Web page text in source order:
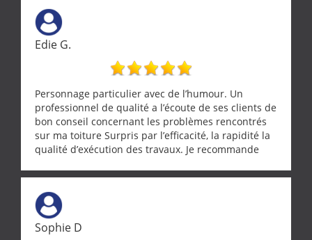
Edie G.
Personnage particulier avec de l’humour. Un
professionnel de qualité a l’écoute de ses clients de
bon conseil concernant les problèmes rencontrés
sur ma toiture Surpris par l’efficacité, la rapidité la
qualité d’exécution des travaux. Je recommande
Sophie D